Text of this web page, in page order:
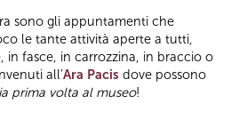
sono gli appuntamenti che
le tante attività aperte a tutti,
in fasce, in carrozzina, in braccio o
all’Ara Pacis dove possono
prima volta al museo!